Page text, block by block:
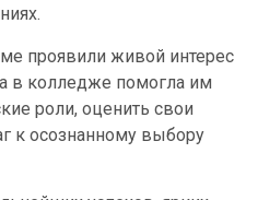
проявили живой интерес
в колледже помогла им
роли, оценить свои
к осознанному выбору